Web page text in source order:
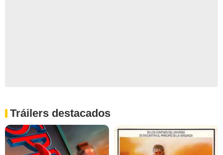
Tráilers destacados